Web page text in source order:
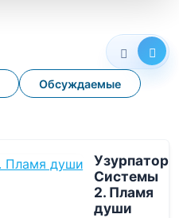
Обсуждаемые
Узурпатор
Системы
2. Пламя
души